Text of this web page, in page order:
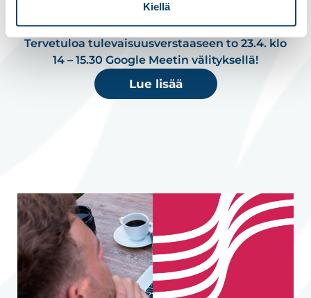
Kiellä
Stute Lab kutsuu keskustelemaan
etäylläpidon mahdollisuuksista
Tervetuloa tulevaisuusverstaaseen to 23.4. klo
14 – 15.30 Google Meetin välityksellä!
Lue lisää